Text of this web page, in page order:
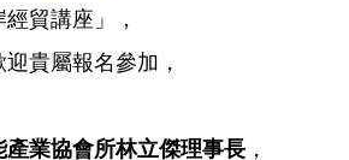
經貿講座」，
貴屬報名參加，
產業協會所林立傑理事長 ，